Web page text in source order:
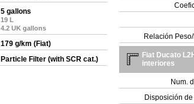
5 gallons
19 L
4.2 UK gallons
179 g/km (Fiat)
Particle Filter (with SCR cat.)
Relación
Fiat Ducato
interiores
Num.
Disposición